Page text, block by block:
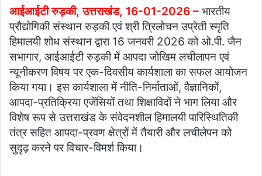
आईआईटी रुड़की, उत्तराखंड, 16-01-2026 – भारतीय
प्रौद्योगिकी संस्थान रुड़की एवं श्री त्रिलोचन उप्रेती स्मृति
हिमालयी शोध संस्थान द्वारा 16 जनवरी 2026 को ओ.पी. जैन
सभागार, आईआईटी रुड़की में आपदा जोखिम लचीलापन एवं
न्यूनीकरण विषय पर एक-दिवसीय कार्यशाला का सफल आयोजन
किया गया। इस कार्यशाला में नीति-निर्माताओं, वैज्ञानिकों,
आपदा-प्रतिक्रिया एजेंसियों तथा शिक्षाविदों ने भाग लिया और
विशेष रूप से उत्तराखंड के संवेदनशील हिमालयी पारिस्थितिकी
तंत्र सहित आपदा-प्रवण क्षेत्रों में तैयारी और लचीलेपन को
सुदृढ़ करने पर विचार-विमर्श किया।